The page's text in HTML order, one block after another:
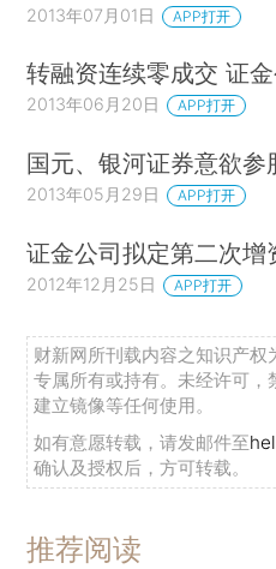
2013年07月01日 APP打开
转融资连续零成交 证金
2013年06月20日 APP打开
国元、银河证券意欲参
2013年05月29日 APP打开
证金公司拟定第二次增
2012年12月25日 APP打开
财新网所刊载内容之知识产权
专属所有或持有。未经许可，
建立镜像等任何使用。
如有意愿转载，请发邮件至
确认及授权后，方可转载。
推荐阅读